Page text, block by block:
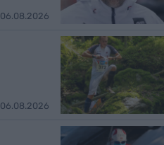
06.08.2026
06.08.2026